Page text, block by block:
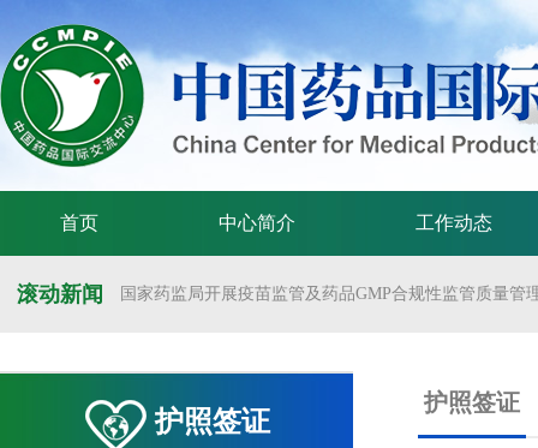
首页 中心简介 工作动态
滚动新闻 国家药监局开展疫苗监管及药品GMP合规性监管质量管
国家药监局药审中心关于发布《预防用mRNA疫苗临床
国家药监局药审中心关于发布《关于开发适宜药品包装
护照签证
护照签证